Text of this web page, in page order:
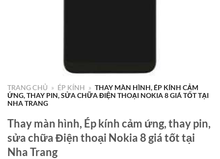
TRANG CHỦ » ÉP KÍNH » THAY MÀN HÌNH, ÉP KÍNH CẢM
ỨNG, THAY PIN, SỬA CHỮA ĐIỆN THOẠI NOKIA 8 GIÁ TỐT TẠI
NHA TRANG
Thay màn hình, Ép kính cảm ứng, thay pin,
sửa chữa Điện thoại Nokia 8 giá tốt tại
Nha Trang